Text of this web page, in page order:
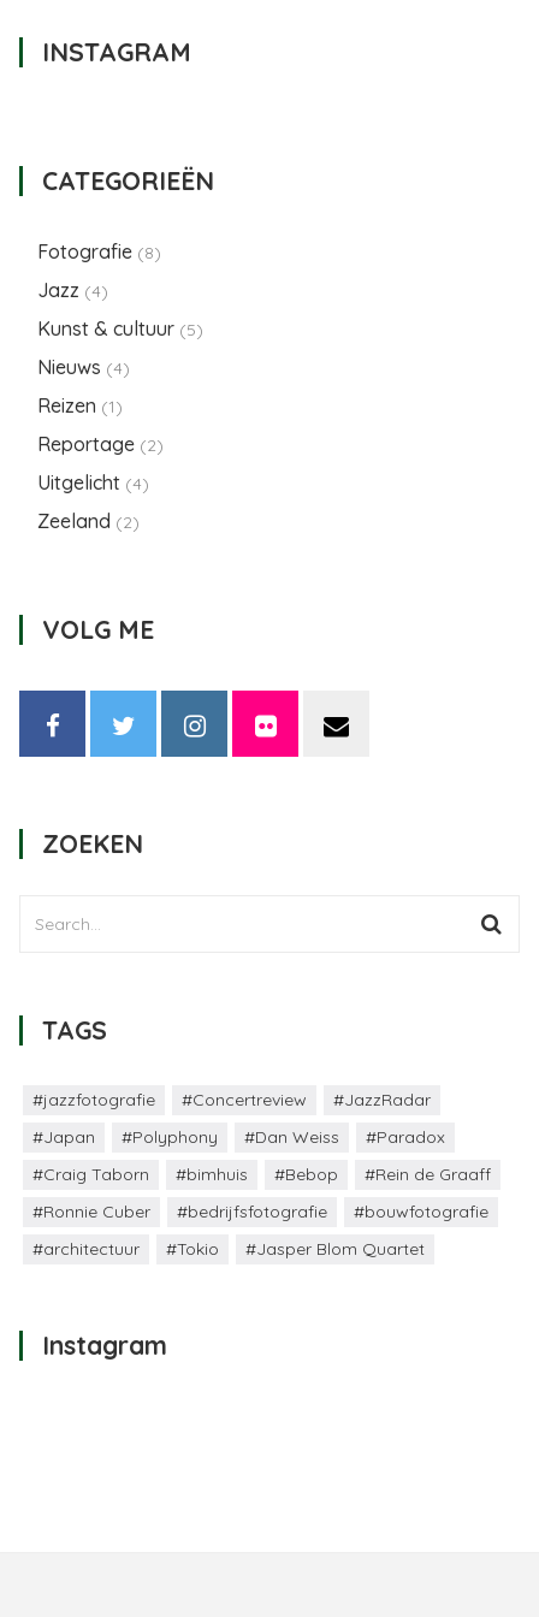
INSTAGRAM
CATEGORIEËN
Fotografie (8)
Jazz (4)
Kunst & cultuur (5)
Nieuws (4)
Reizen (1)
Reportage (2)
Uitgelicht (4)
Zeeland (2)
VOLG ME
ZOEKEN
TAGS
#jazzfotografie #Concertreview
#JazzRadar
#Japan
#Polyphony #Dan Weiss
#Paradox
#Craig Taborn
#bimhuis #Bebop
#Rein de Graaff
#Ronnie Cuber
#bedrijfsfotografie
#bouwfotografie
#architectuur
#Tokio #Jasper Blom Quartet
Instagram